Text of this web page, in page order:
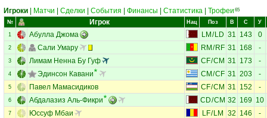
Игроки
Матчи Сделки События Финансы Статистика Трофеи 65
№ Игрок Нац Поз В С У
1 Абулла Джома LM / LD 31 143 0
2 Сали Умару RM / RF 31 168 -
3 Лимам Ненна Бу Гуф CF/CM 31 173 -
4 Эдинсон Кавани CM /CF 31 203 -
5 Павел Мамасидиков CF/CM 31 152 -
6 Абдалазиз Аль-Фикри CD/CM 32 169 10
7 Юссуф Мбаи LF/ LM 32 146 -